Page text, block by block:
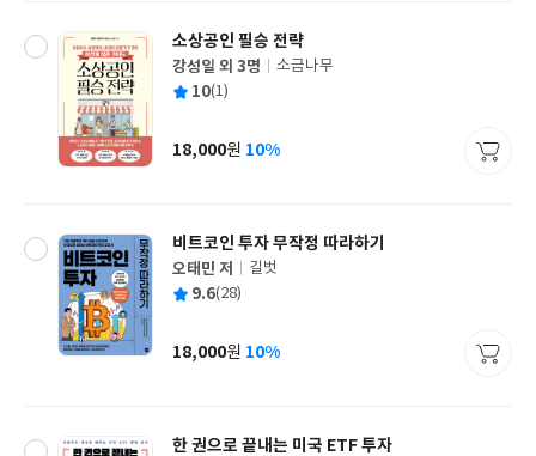
소상공인 필승 전략
글
쓴
강성일 외 3명
출
사
소금나무
평 10(1)
가
18,000원 10%
비트코인 투자 무작정 따라하기
글
쓴
오태민 저
출
사
길벗
평 9.6(28)
가
18,000원 10%
한 권으로 끝내는 미국 ETF 투자